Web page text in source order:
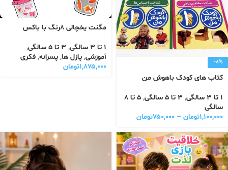
-8%
کتاب های کودک باهوش من
1 تا 3 سالگی , 3 تا 5 سالگی ,
5 تا 8
سالگی
۱,۱۰۰,۰۰۰تومان – ۷۵۰,۰۰۰تومان
مگنت یخچالی ۸رنگ با باکس
1 تا 3 سالگی , 3 تا 5 سالگی
,
آموزشی, پازل ها, پسرانه, فکری
۱,۸۷۵,۰۰۰تومان